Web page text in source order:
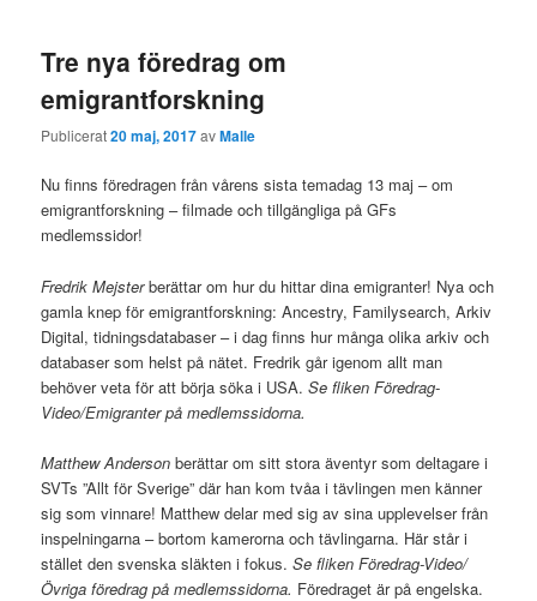
Tre nya föredrag om
emigrantforskning
Publicerat20 maj, 2017avMalle
Nu finns föredragen från vårens sista temadag 13 maj – om
emigrantforskning – filmade och tillgängliga på GFs
medlemssidor!
Fredrik Mejsterberättar om hur du hittar dina emigranter! Nya och
gamla knep för emigrantforskning: Ancestry, Familysearch, Arkiv
Digital, tidningsdatabaser – i dag finns hur många olika arkiv och
databaser som helst på nätet. Fredrik går igenom allt man
behöver veta för att börja söka i USA.Se fliken Föredrag-
Video/Emigranter på medlemssidorna.
Matthew Anderson berättar om sitt stora äventyr som deltagare i
SVTs ”Allt för Sverige” där han kom tvåa i tävlingen men känner
sig som vinnare! Matthew delar med sig av sina upplevelser från
inspelningarna – bortom kamerorna och tävlingarna. Här står i
stället den svenska släkten i fokus.Se fliken Föredrag-Video/
Övriga föredrag på medlemssidorna. Föredraget är på engelska.